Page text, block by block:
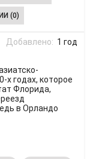
(0)
Добавлено: 1 год
х годах, которое
Флорида,
в Орландо